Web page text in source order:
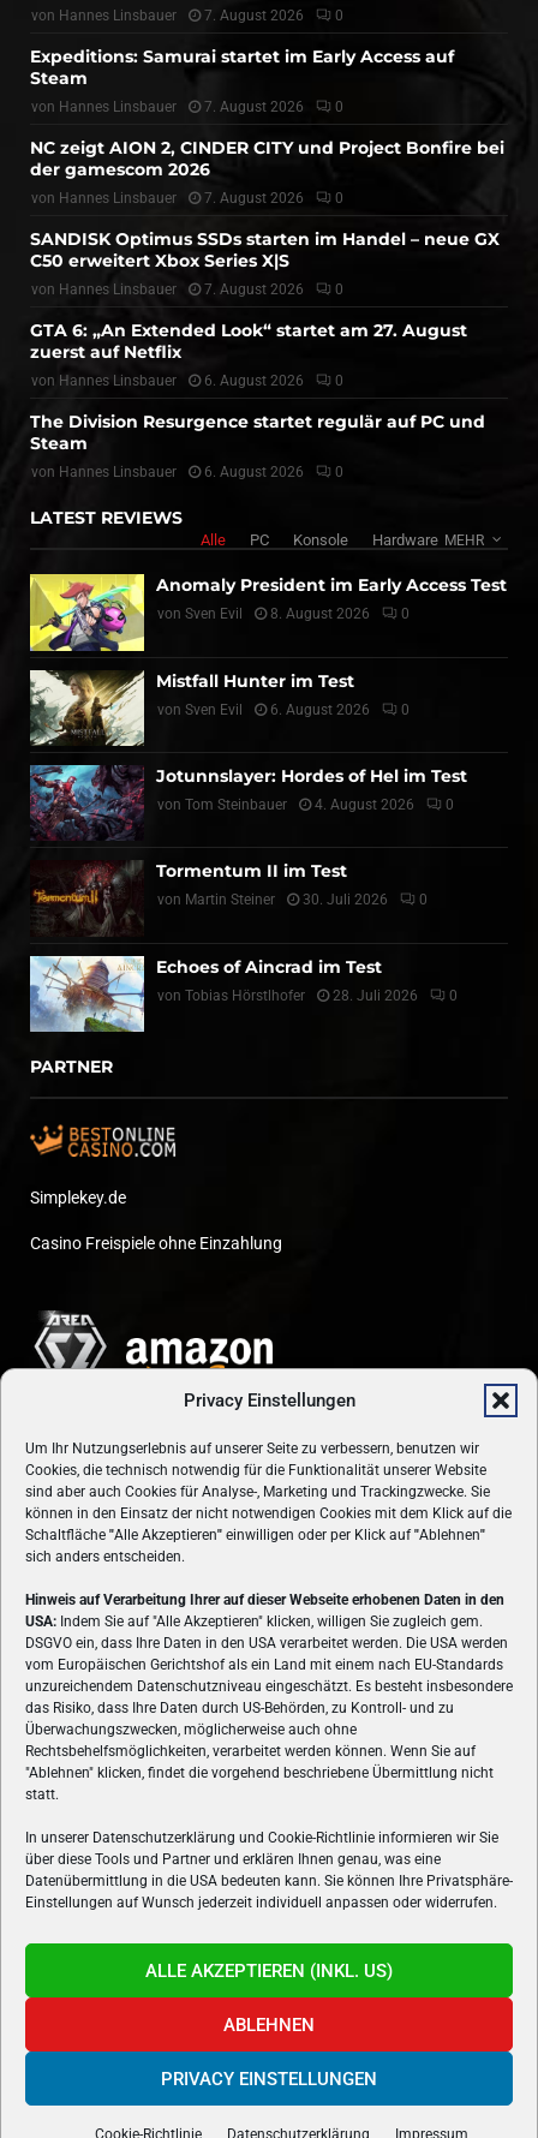
Privacy Einstellungen
Um Ihr Nutzungserlebnis auf unserer Seite zu verbessern, benutzen wir
Cookies, die technisch notwendig für die Funktionalität unserer Website
sind aber auch Cookies für Analyse-, Marketing und Trackingzwecke. Sie
können in den Einsatz der nicht notwendigen Cookies mit dem Klick auf die
Schaltfläche "Alle Akzeptieren" einwilligen oder per Klick auf"Ablehnen"
sich anders entscheiden.
Hinweis auf Verarbeitung Ihrer auf dieser Webseite erhobenen Daten in den
USA: Indem Sie auf "Alle Akzeptieren" klicken, willigen Sie zugleich gem.
DSGVO ein, dass Ihre Daten in den USA verarbeitet werden. Die USA werden
vom Europäischen Gerichtshof als ein Land mit einem nach EU-Standards
unzureichendem Datenschutzniveau eingeschätzt. Es besteht insbesondere
das Risiko, dass Ihre Daten durch US-Behörden, zu Kontroll- und zu
Überwachungszwecken, möglicherweise auch ohne
Rechtsbehelfsmöglichkeiten, verarbeitet werden können. Wenn Sie auf
"Ablehnen" klicken, findet die vorgehend beschriebene Übermittlung nicht
statt.
In unserer Datenschutzerklärung und Cookie-Richtlinie informieren wir Sie
über diese Tools und Partner und erklären Ihnen genau, was eine
Datenübermittlung in die USA bedeuten kann. Sie können Ihre Privatsphäre-
Einstellungen auf Wunsch jederzeit individuell anpassen oder widerrufen.
ALLE AKZEPTIEREN (INKL. US)
ABLEHNEN
PRIVACY EINSTELLUNGEN
Cookie-Richtlinie Datenschutzerklärung Impressum
von Hannes Linsbauer 7. August 2026 0
Expeditions: Samurai startet im Early Access auf
Steam
von Hannes Linsbauer 7. August 2026 0
NC zeigt AION 2, CINDER CITY und Project Bonfire bei
der gamescom 2026
von Hannes Linsbauer 7. August 2026 0
SANDISK Optimus SSDs starten im Handel – neue GX
C50 erweitert Xbox Series X|S
von Hannes Linsbauer 7. August 2026 0
GTA 6: „An Extended Look“ startet am 27. August
zuerst auf Netflix
von Hannes Linsbauer 6. August 2026 0
The Division Resurgence startet regulär auf PC und
Steam
von Hannes Linsbauer 6. August 2026 0
LATEST REVIEWS
Alle PC Konsole Hardware MEHR
Anomaly President im Early Access Test
von Sven Evil 8. August 2026 0
Mistfall Hunter im Test
von Sven Evil 6. August 2026 0
Jotunnslayer: Hordes of Hel im Test
von Tom Steinbauer 4. August 2026 0
Tormentum II im Test
von Martin Steiner 30. Juli 2026 0
Echoes of Aincrad im Test
von Tobias Hörstlhofer 28. Juli 2026 0
PARTNER
Simplekey.de
Casino Freispiele ohne Einzahlung
ÜBER UNS
VON GAMERN, FÜR GAMER! Gamers.at ist das älteste Online-
Spielemagazin Österreichs und bringt täglich aktuelle News,
Reviews und Videos zu PC- und Konsolenspielen, Gaming-
Hardware und aus der Welt des e-Sport's.
FOLGE UNS